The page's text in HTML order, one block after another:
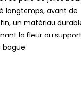
longtemps, avant de
un matériau
la fleur au support
bague.